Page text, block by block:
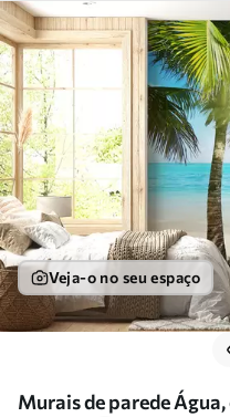
Veja-o no seu espaço
Murais de parede